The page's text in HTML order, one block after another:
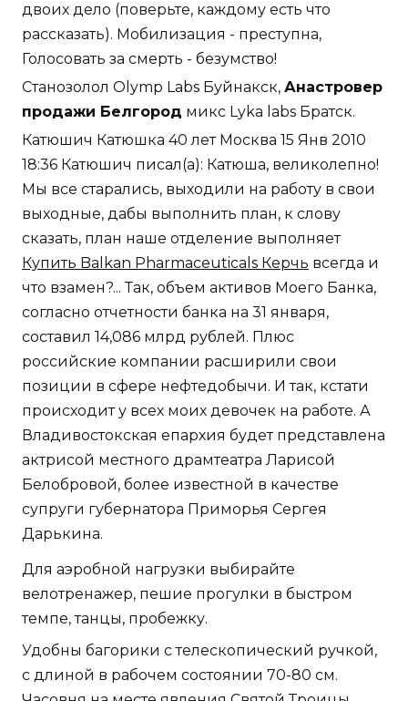
двоих дело (поверьте, каждому есть что
рассказать). Мобилизация - преступна,
Голосовать за смерть - безумство!
Станозолол Olymp Labs Буйнакск, Анастровер
продажи Белгород микс Lyka labs Братск.
Катюшич Катюшка 40 лет Москва 15 Янв 2010
18:36 Катюшич писал(а): Катюша, великолепно!
Мы все старались, выходили на работу в свои
выходные, дабы выполнить план, к слову
сказать, план наше отделение выполняет
Купить Balkan Pharmaceuticals Керчь всегда и
что взамен?... Так, объем активов Моего Банка,
согласно отчетности банка на 31 января,
составил 14,086 млрд рублей. Плюс
российские компании расширили свои
позиции в сфере нефтедобычи. И так, кстати
происходит у всех моих девочек на работе. А
Владивостокская епархия будет представлена
актрисой местного драмтеатра Ларисой
Белобровой, более известной в качестве
супруги губернатора Приморья Сергея
Дарькина.
Для аэробной нагрузки выбирайте
велотренажер, пешие прогулки в быстром
темпе, танцы, пробежку.
Удобны багорики с телескопический ручкой,
с длиной в рабочем состоянии 70-80 см.